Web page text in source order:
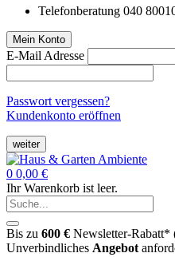
Telefonberatung 040
Mein Konto
E-Mail Adresse
Passwort vergessen?
Kundenkonto eröffnen
weiter
0 0,00 €
Ihr Warenkorb ist leer.
Bis zu 600 € Newsletter-Rabatt*
Unverbindliches Angebot